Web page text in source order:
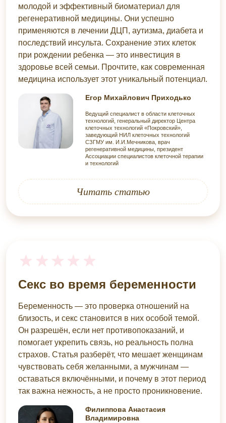
Егор Михайлович Приходько
Ведущий специалист в области клеточных
технологий, генеральный директор Центра
клеточных технологий «Покровский»,
заведующий НИЛ клеточных технологий
СЗГМУ им. И.И.Мечникова, врач
регенеративной медицины, президент
Ассоциации специалистов клеточной терапии
и технологий
Читать статью
молодой и эффективный биоматериал для
регенеративной медицины. Они успешно
применяются в лечении ДЦП, аутизма, диабета и
последствий инсульта. Сохранение этих клеток
при рождении ребенка — это инвестиция в
здоровье всей семьи. Прочтите, как современная
медицина использует этот уникальный потенциал.
Филиппова Анастасия
Владимировна
Секс во время беременности
Беременность — это проверка отношений на
близость, и секс становится в них особой темой.
Он разрешён, если нет противопоказаний, и
помогает укрепить связь, но реальность полна
страхов. Статья разберёт, что мешает женщинам
чувствовать себя желанными, а мужчинам —
оставаться включёнными, и почему в этот период
так важна нежность, а не просто проникновение.